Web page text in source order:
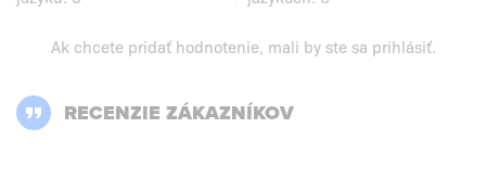
Ak chcete pridať hodnotenie, mali by ste sa prihlásiť.
RECENZIE ZÁKAZNÍKOV